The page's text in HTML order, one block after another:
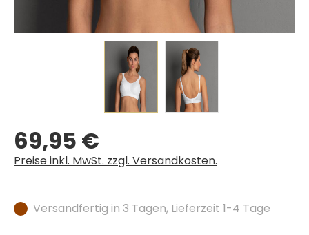
Regulärer Preis:
69,95 €
Preise inkl. MwSt. zzgl. Versandkosten.
Versandfertig in 3 Tagen, Lieferzeit 1-4 Tage